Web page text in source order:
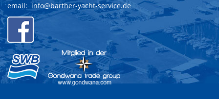
email:info@barther-yacht-service.de